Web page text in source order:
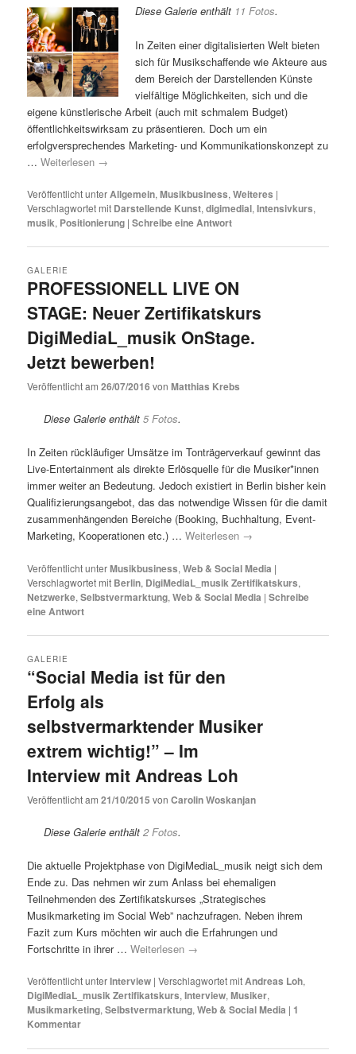
Diese Galerie enthält 11 Fotos.
In Zeiten einer digitalisierten Welt bieten
sich für Musikschaffende wie Akteure aus
dem Bereich der Darstellenden Künste
vielfältige Möglichkeiten, sich und die
eigene künstlerische Arbeit (auch mit schmalem Budget)
öffentlichkeitswirksam zu präsentieren. Doch um ein
erfolgversprechendes Marketing- und Kommunikationskonzept zu
…Weiterlesen →
Veröffentlicht unterAllgemein,Musikbusiness,Weiteres |
Verschlagwortet mit Darstellende Kunst,digimedial,Intensivkurs,
musik, Positionierung |Schreibe eine Antwort
PROFESSIONELL LIVE ON
STAGE: Neuer Zertifikatskurs
DigiMediaL_musik OnStage.
Jetzt bewerben!
GALERIE
Veröffentlicht am26/07/2016 vonMatthias Krebs
Diese Galerie enthält5 Fotos.
In Zeiten rückläufiger Umsätze im Tonträgerverkauf gewinnt das
Live-Entertainment als direkte Erlösquelle für die Musiker*innen
immer weiter an Bedeutung. Jedoch existiert in Berlin bisher kein
Qualifizierungsangebot, das das notwendige Wissen für die damit
zusammenhängenden Bereiche (Booking, Buchhaltung, Event-
Marketing, Kooperationen etc.) …Weiterlesen →
Veröffentlicht unterMusikbusiness,Web & Social Media |
Verschlagwortet mit Berlin, DigiMediaL_musik Zertifikatskurs,
Netzwerke,Selbstvermarktung,Web & Social Media |Schreibe
eine Antwort
“Social Media ist für den
Erfolg als
selbstvermarktender Musiker
extrem wichtig!” – Im
Interview mit Andreas Loh
GALERIE
Veröffentlicht am21/10/2015 vonCarolin Woskanjan
Diese Galerie enthält2 Fotos.
Die aktuelle Projektphase von DigiMediaL_musik neigt sich dem
Ende zu. Das nehmen wir zum Anlass bei ehemaligen
Teilnehmenden des Zertifikatskurses „Strategisches
Musikmarketing im Social Web” nachzufragen. Neben ihrem
Fazit zum Kurs möchten wir auch die Erfahrungen und
Fortschritte in ihrer …Weiterlesen →
Veröffentlicht unterInterview |Verschlagwortet mitAndreas Loh,
DigiMediaL_musik Zertifikatskurs,Interview,Musiker,
Musikmarketing,Selbstvermarktung,Web & Social Media | 1
Kommentar